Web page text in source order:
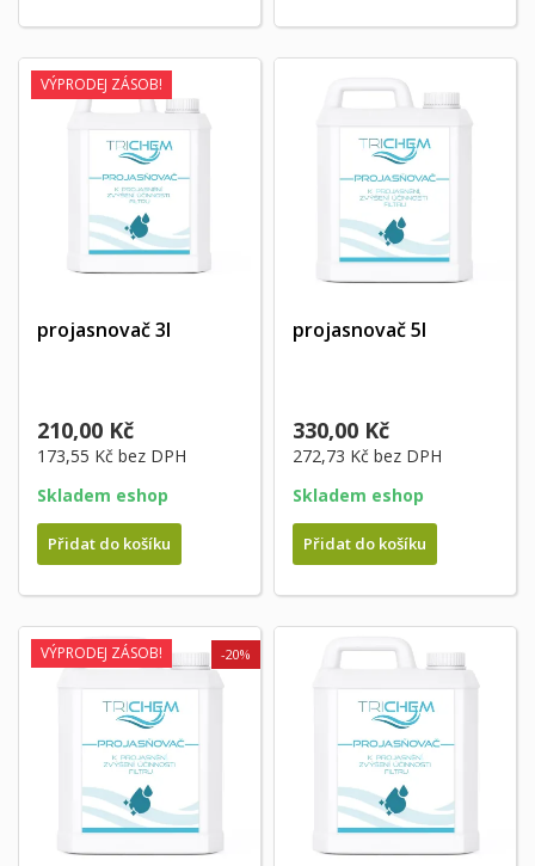
VÝPRODEJ ZÁSOB!
projasnovač 3l
210,00 Kč
173,55 Kč bez DPH
Skladem eshop
Přidat do košíku
projasnovač 5l
330,00 Kč
272,73 Kč bez DPH
Skladem eshop
Přidat do košíku
VÝPRODEJ ZÁSOB! -20%